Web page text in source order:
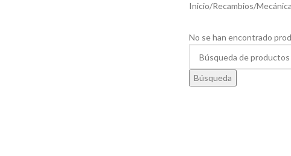
Inicio/Recambios/Mecánica
No se han encontrado
Búsqueda